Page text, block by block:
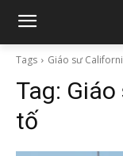
Tags Giáo sư
Tag:
tố